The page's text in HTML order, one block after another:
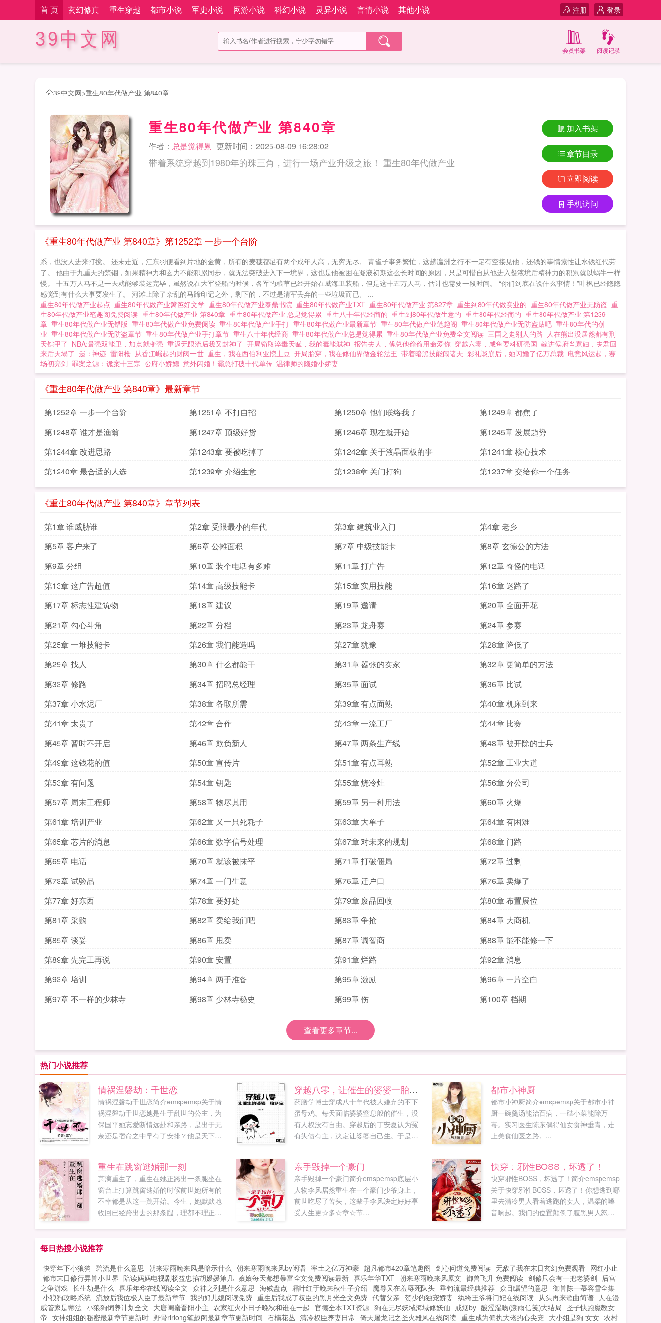
首 页 玄幻修真 重生穿越 都市小说 军史小说 网游小说 科幻小说 灵异小说 言情小说 其他小说 登录
注册
39中文网 阅读记录
会员书架
39中文网>重生80年代做产业 第840章
重生80年代做产业 第840章
作者： 总是觉得累 更新时间：2025-08-09 16:28:02
带着系统穿越到1980年的珠三角，进行一场产业升级之旅！ 重生80年代做产业
加入书架
章节目录
立即阅读
手机访问
《重生80年代做产业 第840章》第1252章 一步一个台阶
系，也没人进来打搅。 还未走近，江东羽便看到片地的金黄，所有的麦穗都足有两个成年人高，无穷无尽。 青雀子事务繁忙，这趟瀛洲之行不一定有空接见他，还钱的事情索性让水锈红代劳
了。 他由于九重天的禁锢，如果精神力和玄力不能积累同步，就无法突破进入下一境界，这也是他被困在凝液初期这么长时间的原因，只是可惜自从他进入凝液境后精神力的积累就以蜗牛一样
慢。 十五万人马不是一天就能够装运完毕，虽然说在大军登船的时候，各军的粮草已经开始在威海卫装船，但是这十五万人马，估计也需要一段时间。 “你们到底在说什么事情！”叶枫已经隐隐
感觉到有什么大事要发生了。 河滩上除了杂乱的马蹄印记之外，剩下的，不过是清军丢弃的一些垃圾而已。 ...
重生80年代做产业起点 重生80年代做产业篱笆好文学 重生80年代做产业泰鼎书院 重生80年代做产业TXT 重生80年代做产业 第827章 重生到80年代做实业的 重生80年代做产业无防盗 重
生80年代做产业笔趣阁免费阅读 重生80年代做产业 第840章 重生80年代做产业 总是觉得累 重生八十年代经商的 重生到80年代做生意的 重生80年代经商的 重生80年代做产业 第1239
章 重生80年代做产业无错版 重生80年代做产业免费阅读 重生80年代做产业手打 重生80年代做产业最新章节 重生80年代做产业笔趣阁 重生80年代做产业无防盗贴吧 重生80年代的创
业 重生80年代做产业无防盗章节 重生80年代做产业手打章节 重生八十年代经商 重生80年代做产业总是觉得累 重生80年代做产业免费全文阅读 三国之走别人的路 人在熊出没居然都有刑
天铠甲了 NBA:最强双能卫，加点就变强 重返无限流后我又封神了 开局窃取淬毒天赋，我的毒能弑神 报告夫人，傅总他偷偷用命爱你 穿越六零，咸鱼要科研强国 嫁进侯府当寡妇，夫君回
来后天塌了 遗：神迹 雷阳枪 从香江崛起的财阀一世 重生，我在西伯利亚挖土豆 开局胎穿，我在修仙界做金轮法王 带着暗黑技能闯诸天 彩礼谈崩后，她闪婚了亿万总裁 电竞风运起，赛
场初亮剑 罪案之源：诡案十三宗 公府小娇媳 意外闪婚！霸总打破十代单传 温律师的隐婚小娇妻
《重生80年代做产业 第840章》最新章节
第1252章 一步一个台阶 第1251章 不打自招 第1250章 他们联络我了
第1249章 都焦了
第1248章 谁才是渔翁
第1247章 顶级好货 第1246章 现在就开始
第1245章 发展趋势
第1244章 改进思路
第1243章 要被吃掉了 第1242章 关于液晶面板的事
第1241章 核心技术
第1240章 最合适的人选
第1239章 介绍生意 第1238章 关门打狗 第1237章 交给你一个任务
《重生80年代做产业 第840章》章节列表
第1章 谁威胁谁 第2章 受限最小的年代 第3章 建筑业入门
第4章 老乡
第5章 客户来了
第6章 公摊面积 第7章 中级技能卡
第8章 玄德公的方法
第9章 分组
第10章 装个电话有多难 第11章 打广告
第12章 奇怪的电话
第13章 这广告超值
第14章 高级技能卡 第15章 实用技能
第16章 迷路了
第17章 标志性建筑物
第18章 建议 第19章 邀请
第20章 全面开花
第21章 勾心斗角
第22章 分档 第23章 龙舟赛
第24章 参赛
第25章 一堆技能卡
第26章 我们能造吗 第27章 犹豫
第28章 降低了
第29章 找人
第30章 什么都能干 第31章 嚣张的卖家
第32章 更简单的方法
第33章 修路
第34章 招聘总经理 第35章 面试
第36章 比试
第37章 小水泥厂
第38章 各取所需 第39章 有点面熟
第40章 机床到来
第41章 太贵了
第42章 合作 第43章 一流工厂
第44章 比赛
第45章 暂时不开启
第46章 欺负新人 第47章 两条生产线
第48章 被开除的士兵
第49章 这钱花的值
第50章 宣传片 第51章 有点耳熟
第52章 工业大道
第53章 有问题
第54章 钥匙 第55章 烧冷灶
第56章 分公司
第57章 周末工程师
第58章 物尽其用 第59章 另一种用法
第60章 火爆
第61章 培训产业
第62章 又一只死耗子 第63章 大单子
第64章 有困难
第65章 芯片的消息
第66章 数字信号处理 第67章 对未来的规划
第68章 门路
第69章 电话
第70章 就该被抹平 第71章 打破僵局
第72章 过剩
第73章 试验品
第74章 一门生意 第75章 迁户口
第76章 卖爆了
第77章 好东西
第78章 要好处 第79章 废品回收
第80章 布置展位
第81章 采购
第82章 卖给我们吧 第83章 争抢
第84章 大商机
第85章 谈妥
第86章 甩卖 第87章 调智商
第88章 能不能修一下
第89章 先完工再说
第90章 安置 第91章 烂路
第92章 消息
第93章 培训
第94章 两手准备 第95章 激励
第96章 一片空白
第97章 不一样的少林寺
第98章 少林寺秘史 第99章 伤 第100章 档期
查看更多章节...
热门小说推荐
情祸涅磐劫：千世恋
情祸涅磐劫千世恋简介emspemsp关于情
祸涅磐劫千世恋她是生于乱世的公主，为
保国平她忘爱断情远赴和亲路，是出于无
奈还是宿命之中早有了安排？他是天下最
世记忆逐渐苏醒，他还能纵容她的弑君夺
命吗？...
穿越八零，让催生的婆婆一胎多宝
药膳学博士穿成八十年代被人嫌弃的不下
蛋母鸡。每天面临婆婆窒息般的催生，没
有人权没有自由。穿越后的丁安夏认为冤
有头债有主，决定让婆婆自己生。于是利
都市小神厨
都市小神厨简介emspemsp关于都市小神
厨一碗羹汤能治百病，一碟小菜能除万
毒。实习医生陈东偶得仙女食神垂青，走
上美食仙医之路。...
重生在跳窗逃婚那一刻
萧漓重生了，重生在她正跨出一条腿坐在
窗台上打算跳窗逃婚的时候前世她所有的
不幸都是从这一跳开始。今生，她默默地
收回已经跨出去的那条腿，理都不理正在
些疑惑的看着像个挂件一样挂在自己身上
的小新娘，不明白昨日还对他爱搭不理的
小丫头今日为何突然变的黏人了？不过，
黏的好，黏的妙，黏的瓜瓜叫如果您喜欢
重生在跳窗逃婚那一刻，别忘记分享给朋
友...
亲手毁掉一个豪门
亲手毁掉一个豪门简介emspemsp底层小
人物李风居然重生在一个豪门少爷身上，
前世吃尽了苦头，这辈子李风决定好好享
受人生更☆多☆章☆节
快穿：邪性BOSS，坏透了！
快穿邪性BOSS，坏透了！简介emspemsp
关于快穿邪性BOSS，坏透了！你想逃到哪
里去清冷男人看着逃跑的女人，温柔的嗓
音响起。我们的位置颠倒了腹黑男人怒视
某女肚子，露出了狐狸般的笑容。宓攸宁
大夏皇朝的九公主意外死亡，成为任务者
尽职完成任务。然而每个世界都会遇到那
么一个男人，他们亦正亦邪，坏的透彻，
但男人却一成不变的护她，...
每日热搜小说推荐
快穿年下小狼狗 碧流是什么意思 朝来寒雨晚来风是暗示什么 朝来寒雨晚来风by闲语 率土之亿万神豪 超凡都市420章笔趣阁 剑心问道免费阅读 无敌了我在末日玄幻免费观看 网红小止
都市末日修行异兽小世界 陪读妈妈电视剧杨益忠掐胡媛媛第几 娘娘每天都想暴富全文免费阅读最新 喜乐年华TXT 朝来寒雨晚来风原文 御兽飞升 免费阅读 剑修只会有一把老婆剑 后宫
之争游戏 长生劫是什么 喜乐年华在线阅读全文 众神之列是什么意思 海贼盘点 霜叶红于晚来秋生子介绍 魔尊又在羞辱死队头 垂钓流最经典推荐 众目瞩望的意思 御兽陈一慕容雪全集
小狼狗攻略系统 流放后我位极人臣了最新章节 我的好儿媳阅读免费 重生后我成了权臣的黑月光全文免费 代替父亲 贺少的独宠娇妻 纨绔王爷将门妃在线阅读 从头再来歌曲简谱 人在漫
威管家是蒂法 小狼狗饲养计划全文 大唐闺蜜晋阳小主 农家红火小日子晚秋和谁在一起 官德全本TXT资源 狗在无尽妖域海域修妖仙 戒烟by 酸涩湿吻(溯雨信笺)大结局 圣子快跑魔教女
帝 女神姐姐的秘密最新章节更新时 野骨ririong笔趣阁最新章节更新时间 石楠花丛 清冷权臣养妻日常 倚天屠龙记之圣火雄风在线阅读 重生成为偏执大佬的心尖宠 大小姐是狗 女女 农村